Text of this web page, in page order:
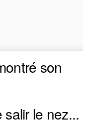
son
le nez...